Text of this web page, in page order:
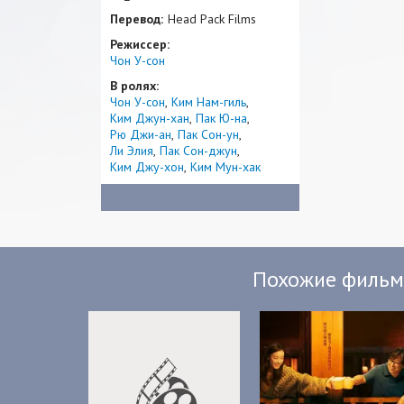
Перевод: Head Pack Films
Режиссер:
Чон У-сон
В ролях:
Чон У-сон Ким Нам-гиль
Ким Джун-хан Пак Ю-на
Рю Джи-ан Пак Сон-ун
Ли Элия Пак Сон-джун
Ким Джу-хон Ким Мун-хак
Похожие